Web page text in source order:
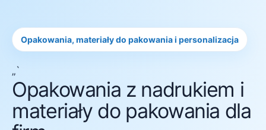
Opakowania, materiały do pakowania i personalizacja
„`
Opakowania z nadrukiem i
materiały do pakowania dla